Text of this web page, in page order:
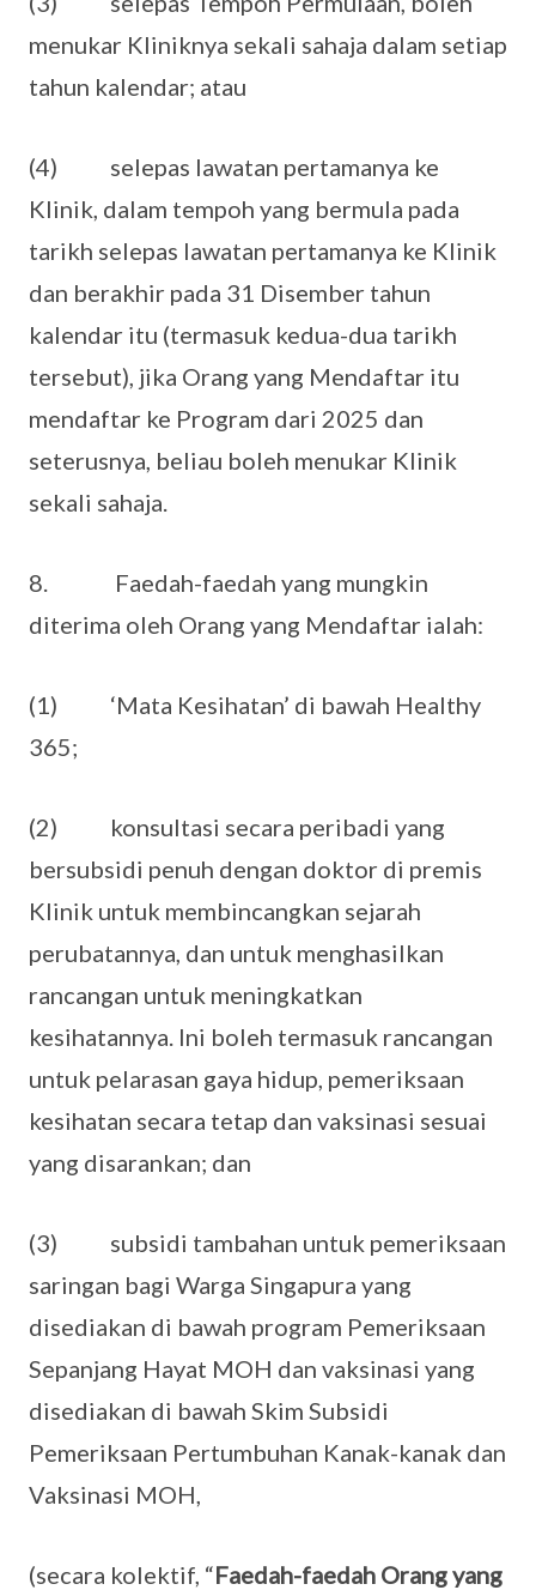
menukar Kliniknya sekali sahaja dalam setiap
tahun kalendar; atau
(4) selepas lawatan pertamanya ke
Klinik, dalam tempoh yang bermula pada
tarikh selepas lawatan pertamanya ke Klinik
dan berakhir pada 31 Disember tahun
kalendar itu (termasuk kedua-dua tarikh
tersebut), jika Orang yang Mendaftar itu
mendaftar ke Program dari 2025 dan
seterusnya, beliau boleh menukar Klinik
sekali sahaja.
8. Faedah-faedah yang mungkin
diterima oleh Orang yang Mendaftar ialah:
(1) ‘Mata Kesihatan’ di bawah Healthy
365;
(2) konsultasi secara peribadi yang
bersubsidi penuh dengan doktor di premis
Klinik untuk membincangkan sejarah
perubatannya, dan untuk menghasilkan
rancangan untuk meningkatkan
kesihatannya. Ini boleh termasuk rancangan
untuk pelarasan gaya hidup, pemeriksaan
kesihatan secara tetap dan vaksinasi sesuai
yang disarankan; dan
(3) subsidi tambahan untuk pemeriksaan
saringan bagi Warga Singapura yang
disediakan di bawah program Pemeriksaan
Sepanjang Hayat MOH dan vaksinasi yang
disediakan di bawah Skim Subsidi
Pemeriksaan Pertumbuhan Kanak-kanak dan
Vaksinasi MOH,
(secara kolektif, “Faedah-faedah Orang yang